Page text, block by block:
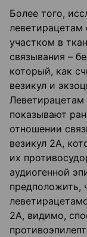
Более того,
леветирацетам
участком в
связывания –
который, как
везикул и
Леветирацетам
показывают
отношении
везикул 2А,
их
аудиогенной
предположить,
2А, видимо,